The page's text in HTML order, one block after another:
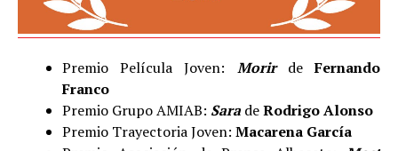
Premio Película Joven: MorirdeFernando
Franco
Premio Grupo AMIAB: Sara deRodrigo Alonso
Premio Trayectoria Joven: Macarena García